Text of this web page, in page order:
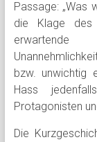
Passage: „Was
die Klage des
erwartende
bzw. unwichtig
Hass
Protagonisten
Die